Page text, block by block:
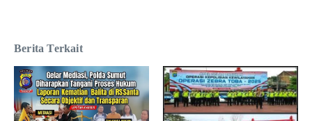
Berita Terkait